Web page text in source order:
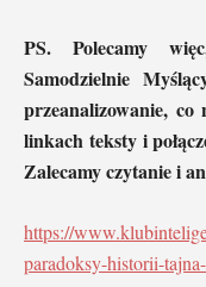
PS. Polecamy
Samodzielnie
przeanalizowanie, co
linkach teksty i
Zalecamy czytanie i
https://
paradoksy-historii-